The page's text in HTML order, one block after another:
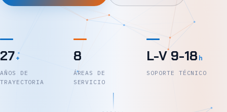
27+
AÑOS DE
TRAYECTORIA
8
ÁREAS DE
SERVICIO
L-V 9-18 h
SOPORTE TÉCNICO